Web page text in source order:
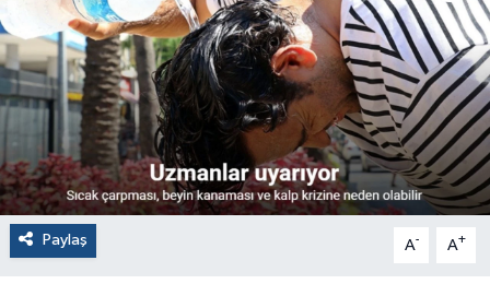
Paylaş A- A+